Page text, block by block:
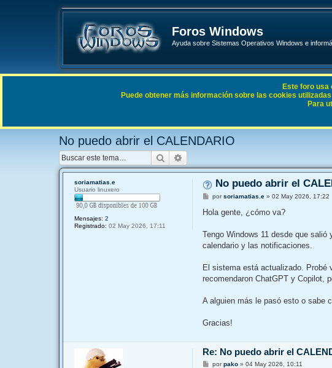
Foros Windows
Ayuda sobre Sistemas Operativos Windows e
Enlaces rápidos FAQ
No puedo abrir el CALENDARIO
Buscar
soriamatias.e
Usuario linuxero
Mensajes: 2
Registrado: 02 May 2026, 17:11
No puedo abrir el
M
n
j
porsoriamatias.e» 02 May 2026, 17:22
Hola gente, ¿cómo va?
Tengo Windows 11 desde que
calendario y las notificaciones.
El sistema está actualizado.
recomendaron ChatGPT y Copilot,
A alguien más le pasó esto o sabe
Gracias!
Re: No puedo abrir el
Mporpako» 04 May 2026, 10:11
Este foro
Puede obtener más información sobre las cookies
Para